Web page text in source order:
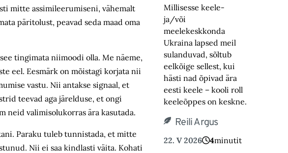
mitte assimileerumiseni, vähemalt
päritolust, peavad seda maad oma
tingimata niimoodi olla. Me näeme,
eel. Eesmärk on mõistagi korjata nii
vastu. Nii antakse signaal, et
teevad aga järelduse, et ongi
neid valimisolukorras ära kasutada.
Paraku tuleb tunnistada, et mitte
Nii ei saa kindlasti väita. Kohati
Millisesse keele-
ja/või
meelekeskkonda
Ukraina lapsed meil
sulanduvad, sõltub
eelkõige sellest, kui
hästi nad õpivad ära
eesti keele – kooli roll
keeleõppes on keskne.
Reili Argus
22. V 2026 4minutit